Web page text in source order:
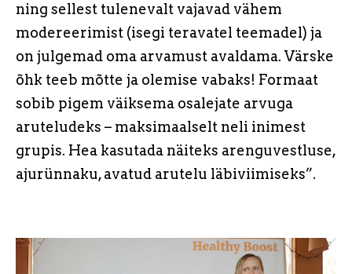
ning sellest tulenevalt vajavad vähem
modereerimist (isegi teravatel teemadel) ja
on julgemad oma arvamust avaldama. Värske
õhk teeb mõtte ja olemise vabaks! Formaat
sobib pigem väiksema osalejate arvuga
aruteludeks – maksimaalselt neli inimest
grupis. Hea kasutada näiteks arenguvestluse,
ajurünnaku, avatud arutelu läbiviimiseks”.